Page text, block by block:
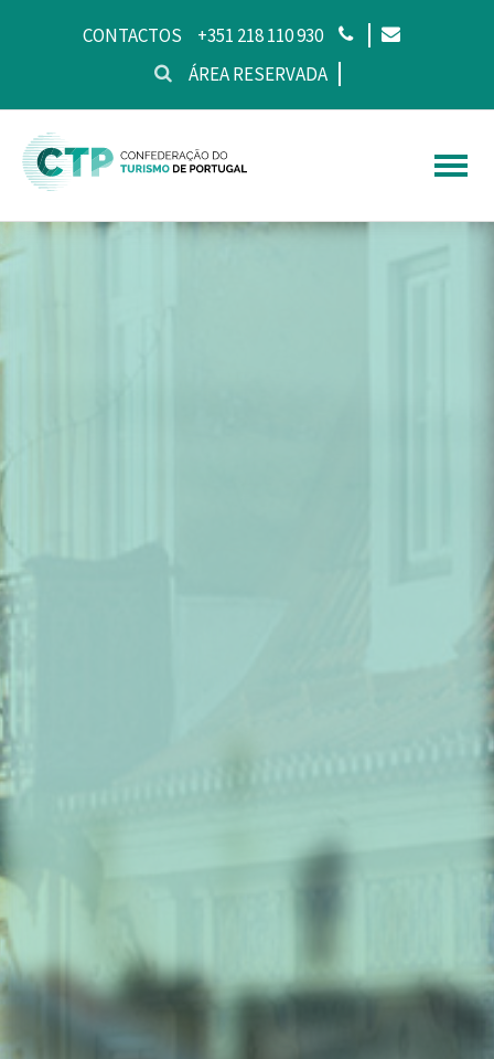
CONTACTOS
+351 218 110 930
ÁREA RESERVADA